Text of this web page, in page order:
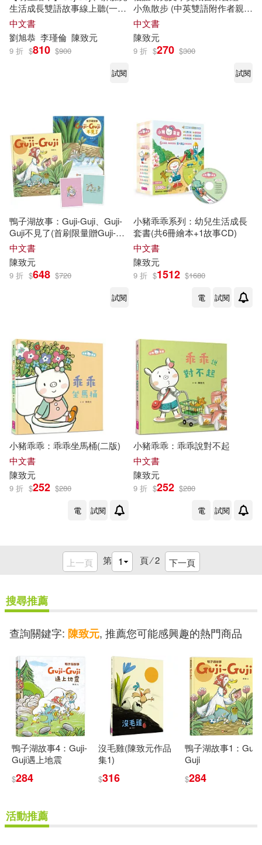
生活成長雙語故事線上聽(一套
三本)贈角色零錢收納包
中文書
劉旭恭 李瑾倫 陳致元
9 折 $810 $900
試閱
小魚散步 (中英雙語附作者親簽
藏書票QR Code線上朗讀)
中文書
陳致元
9 折 $270 $300
試閱
鴨子湖故事：Guji-Guji、Guji-
Guji不見了(首刷限量贈Guji-
Guji生日卡組)
中文書
陳致元
9 折 $648 $720
試閱
小豬乖乖系列：幼兒生活成長
套書(共6冊繪本+1故事CD)
中文書
陳致元
9 折 $1512 $1680
電
試閱
小豬乖乖：乖乖坐馬桶(二版)
中文書
陳致元
9 折 $252 $280
電
試閱
小豬乖乖：乖乖說對不起
中文書
陳致元
9 折 $252 $280
電
試閱
上一頁 第 頁 ⁄2 下一頁
搜尋推薦
查詢關鍵字: 陳致元, 推薦您可能感興趣的熱門商品
鴨子湖故事4：Guji-
Guji遇上地震
$284
沒毛雞(陳致元作品
集1)
$316
鴨子湖故事1：Guji-
Guji
$284
活動推薦